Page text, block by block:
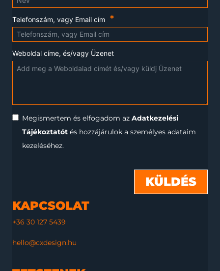
KAPCSOLAT
+36 30 127 5439
hello@cxdesign.hu
Telefonszám, vagy Email cím
Weboldal címe, és/vagy Üzenet
Megismertem és elfogadom az Adatkezelési
Tájékoztatót és hozzájárulok a személyes adataim
kezeléséhez.
KÜLDÉS